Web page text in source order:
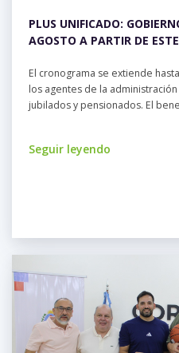
PLUS UNIFICADO:
AGOSTO A PARTIR DE
El cronograma se extiende
los agentes de la
jubilados y pensionados. El
Seguir leyendo